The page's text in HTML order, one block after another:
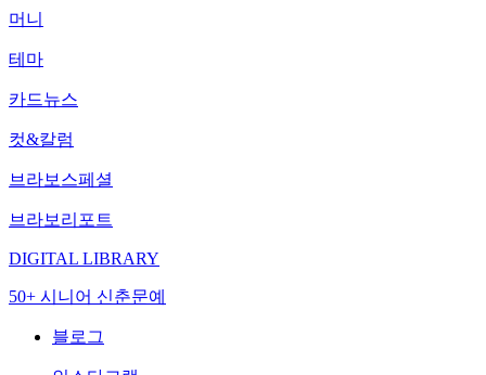
머니
테마
카드뉴스
컷&칼럼
브라보스페셜
브라보리포트
DIGITAL LIBRARY
50+ 시니어 신춘문예
블로그